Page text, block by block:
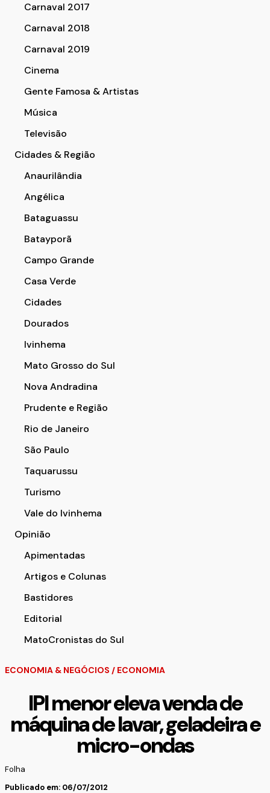
Carnaval 2017
Carnaval 2018
Carnaval 2019
Cinema
Gente Famosa & Artistas
Música
Televisão
Cidades & Região
Anaurilândia
Angélica
Bataguassu
Batayporã
Campo Grande
Casa Verde
Cidades
Dourados
Ivinhema
Mato Grosso do Sul
Nova Andradina
Prudente e Região
Rio de Janeiro
São Paulo
Taquarussu
Turismo
Vale do Ivinhema
Opinião
Apimentadas
Artigos e Colunas
Bastidores
Editorial
MatoCronistas do Sul
ECONOMIA & NEGÓCIOS / ECONOMIA
IPI menor eleva venda de
máquina de lavar, geladeira e
micro-ondas
Folha
Publicado em: 06/07/2012